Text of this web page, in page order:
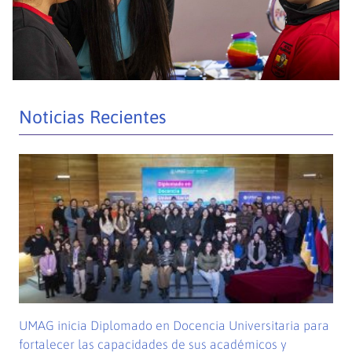
Noticias Recientes
UMAG inicia Diplomado en Docencia Universitaria para
fortalecer las capacidades de sus académicos y